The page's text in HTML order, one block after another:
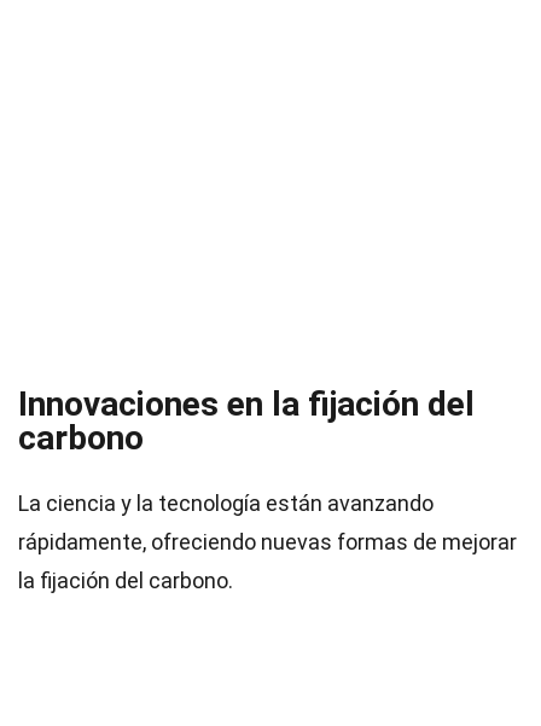
Innovaciones en la fijación del
carbono
La ciencia y la tecnología están avanzando
rápidamente, ofreciendo nuevas formas de mejorar
la fijación del carbono.